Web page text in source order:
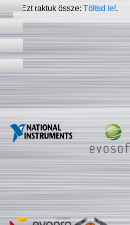
Ezt raktuk össze:Töltsd le!.